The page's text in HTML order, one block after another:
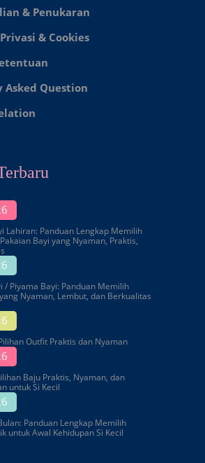
& Penukaran
& Cookies
Asked Question
Lahiran: Panduan Lengkap Memilih
Bayi yang Nyaman, Praktis,
/ Piyama Bayi: Panduan Memilih
Nyaman, Lembut, dan Berkualitas
Outfit Praktis dan Nyaman
Baju Praktis, Nyaman, dan
untuk Si Kecil
Panduan Lengkap Memilih
untuk Awal Kehidupan Si Kecil